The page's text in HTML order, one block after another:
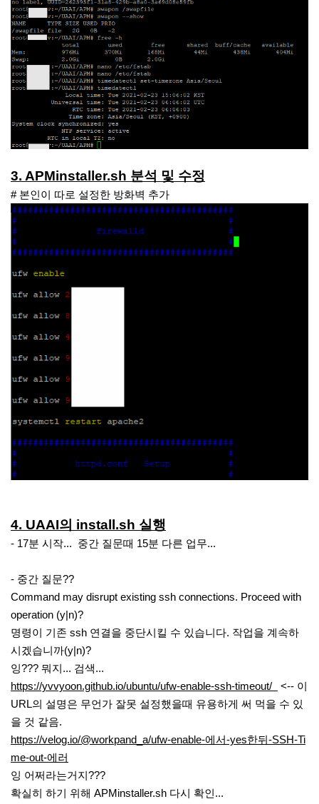
3. APMinstaller.sh 분석 및 수정
# 본인이 따로 설정한 방화벽 추가
4. UAAI의 install.sh 실행
- 17분 시작... 중간 질문때 15분 다른 업무...
- 중간 질문??
Command may disrupt existing ssh connections. Proceed with
operation (y|n)?
명령이 기존 ssh 연결을 중단시킬 수 있습니다. 작업을 계속하
시겠습니까(y|n)?
잉??? 뭐지... 검색...
https://yvvyoon.github.io/ubuntu/ufw-enable-ssh-timeout/
<-- 이
URL의 설명은 무언가 잘못 설정했을때 유용하게 써 먹을 수 있
을 것 같음.
https://velog.io/@workpand_a/ufw-enable-에서-yes한뒤-SSH-Ti
me-out-에러
잉 어쩌라는거지???
확실히 하기 위해 APMinstaller.sh 다시 확인...